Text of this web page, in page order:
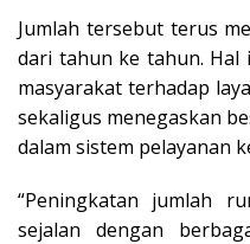
Jumlah tersebut terus
dari tahun ke tahun. Hal
masyarakat terhadap
sekaligus menegaskan
dalam sistem pelayanan
“Peningkatan jumlah
sejalan dengan